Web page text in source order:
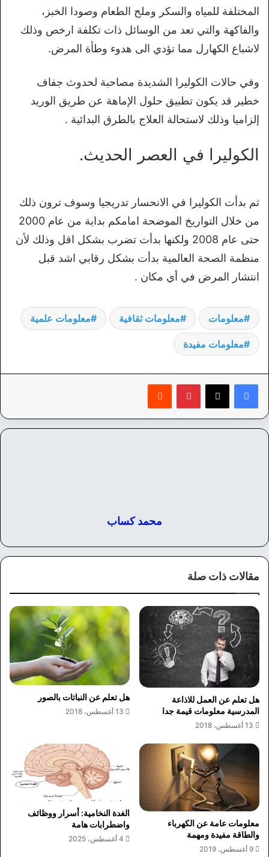
المختلفة للمياه والسكر وملح الطعام وصودا الخبز،
والفاكهة والتي تعد من الوسائل ذات تكلفة ارخص وذلك
لاشباع الكهارل مما تؤدي الى هدوء وطأة المرض.
وفي حالات الكوليرا الشديدة مصاحبة لحدوث جفاف
خطير قد يكون تطبيق حلول الإماهة عن طريق الوريد
إلزاميا وذلك لاستحالة العلاج بالطرق البدائية .
الكوليرا في العصر الحديث.
ثم بدأت الكوليرا في الانحسار تدريجيا وسوف ترون ذلك
من خلال التواريخ الموضحة امامكم بداية من عام 2000
حتى عام 2008 ولكنها بدأت تضرب بشكل اقل وذلك لأن
منظمة الصحة العالمية بدأت بشكل رقابي اشد قبل
انتشار المرض في أي مكان .
معلومات معلومات ثقافية معلومات علمية
معلومات مفيدة
بينتيريست
محمد كساب
مقالات ذات صلة
هل تعلم عن العمل للاذاعة
المدرسية معلومات قيمة جدا
13 أغسطس، 2018
هل تعلم عن النباتات بالصور
13 أغسطس، 2018
معلومات عامة عن الكهرباء
والطاقة مفيدة ومهمة
9 أغسطس، 2019
الغدة النخامية: أسرار ووظائف
واضطرابات هامة
4 أغسطس، 2025